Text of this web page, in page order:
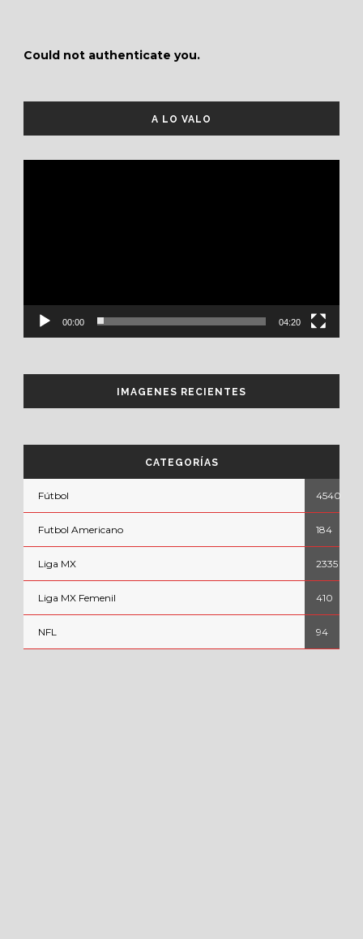
Could not authenticate you.
A LO VALO
00:00 04:20
IMAGENES RECIENTES
CATEGORÍAS
Fútbol 4540
Futbol Americano 184
Liga MX 2335
Liga MX Femenil 410
NFL 94